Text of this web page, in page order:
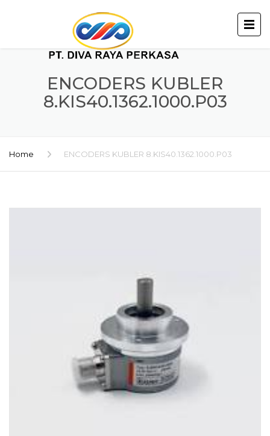
ENCODERS KUBLER
8.KIS40.1362.1000.P03
Home ENCODERS KUBLER 8.KIS40.1362.1000.P03